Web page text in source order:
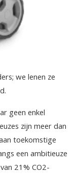
we lenen ze
geen enkel
zijn meer dan
toekomstige
een ambitieuze
21% CO2-